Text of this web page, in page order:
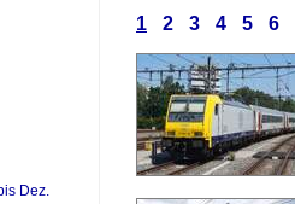
Deutschland
Niederlande
Österreich
Portugal
2010
1 2 3 4 5 6
Dez.